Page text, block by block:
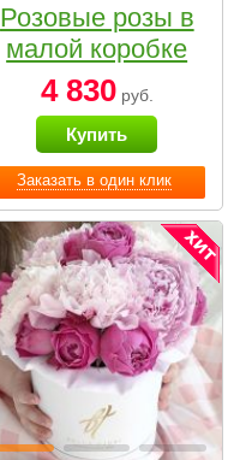
Заказать в один клик
Розовые розы в
малой коробке
4 830руб.
Купить